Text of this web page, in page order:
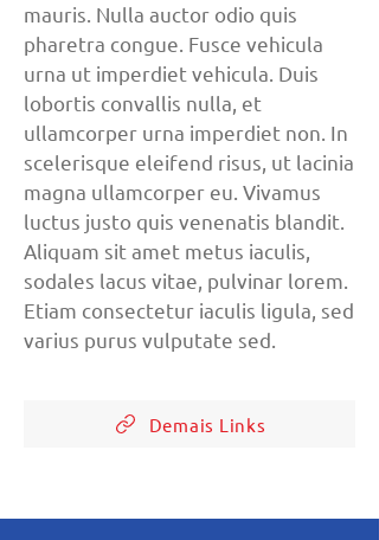
mauris. Nulla auctor odio quis
pharetra congue. Fusce vehicula
urna ut imperdiet vehicula. Duis
lobortis convallis nulla, et
ullamcorper urna imperdiet non. In
scelerisque eleifend risus, ut lacinia
magna ullamcorper eu. Vivamus
luctus justo quis venenatis blandit.
Aliquam sit amet metus iaculis,
sodales lacus vitae, pulvinar lorem.
Etiam consectetur iaculis ligula, sed
varius purus vulputate sed.
Demais Links